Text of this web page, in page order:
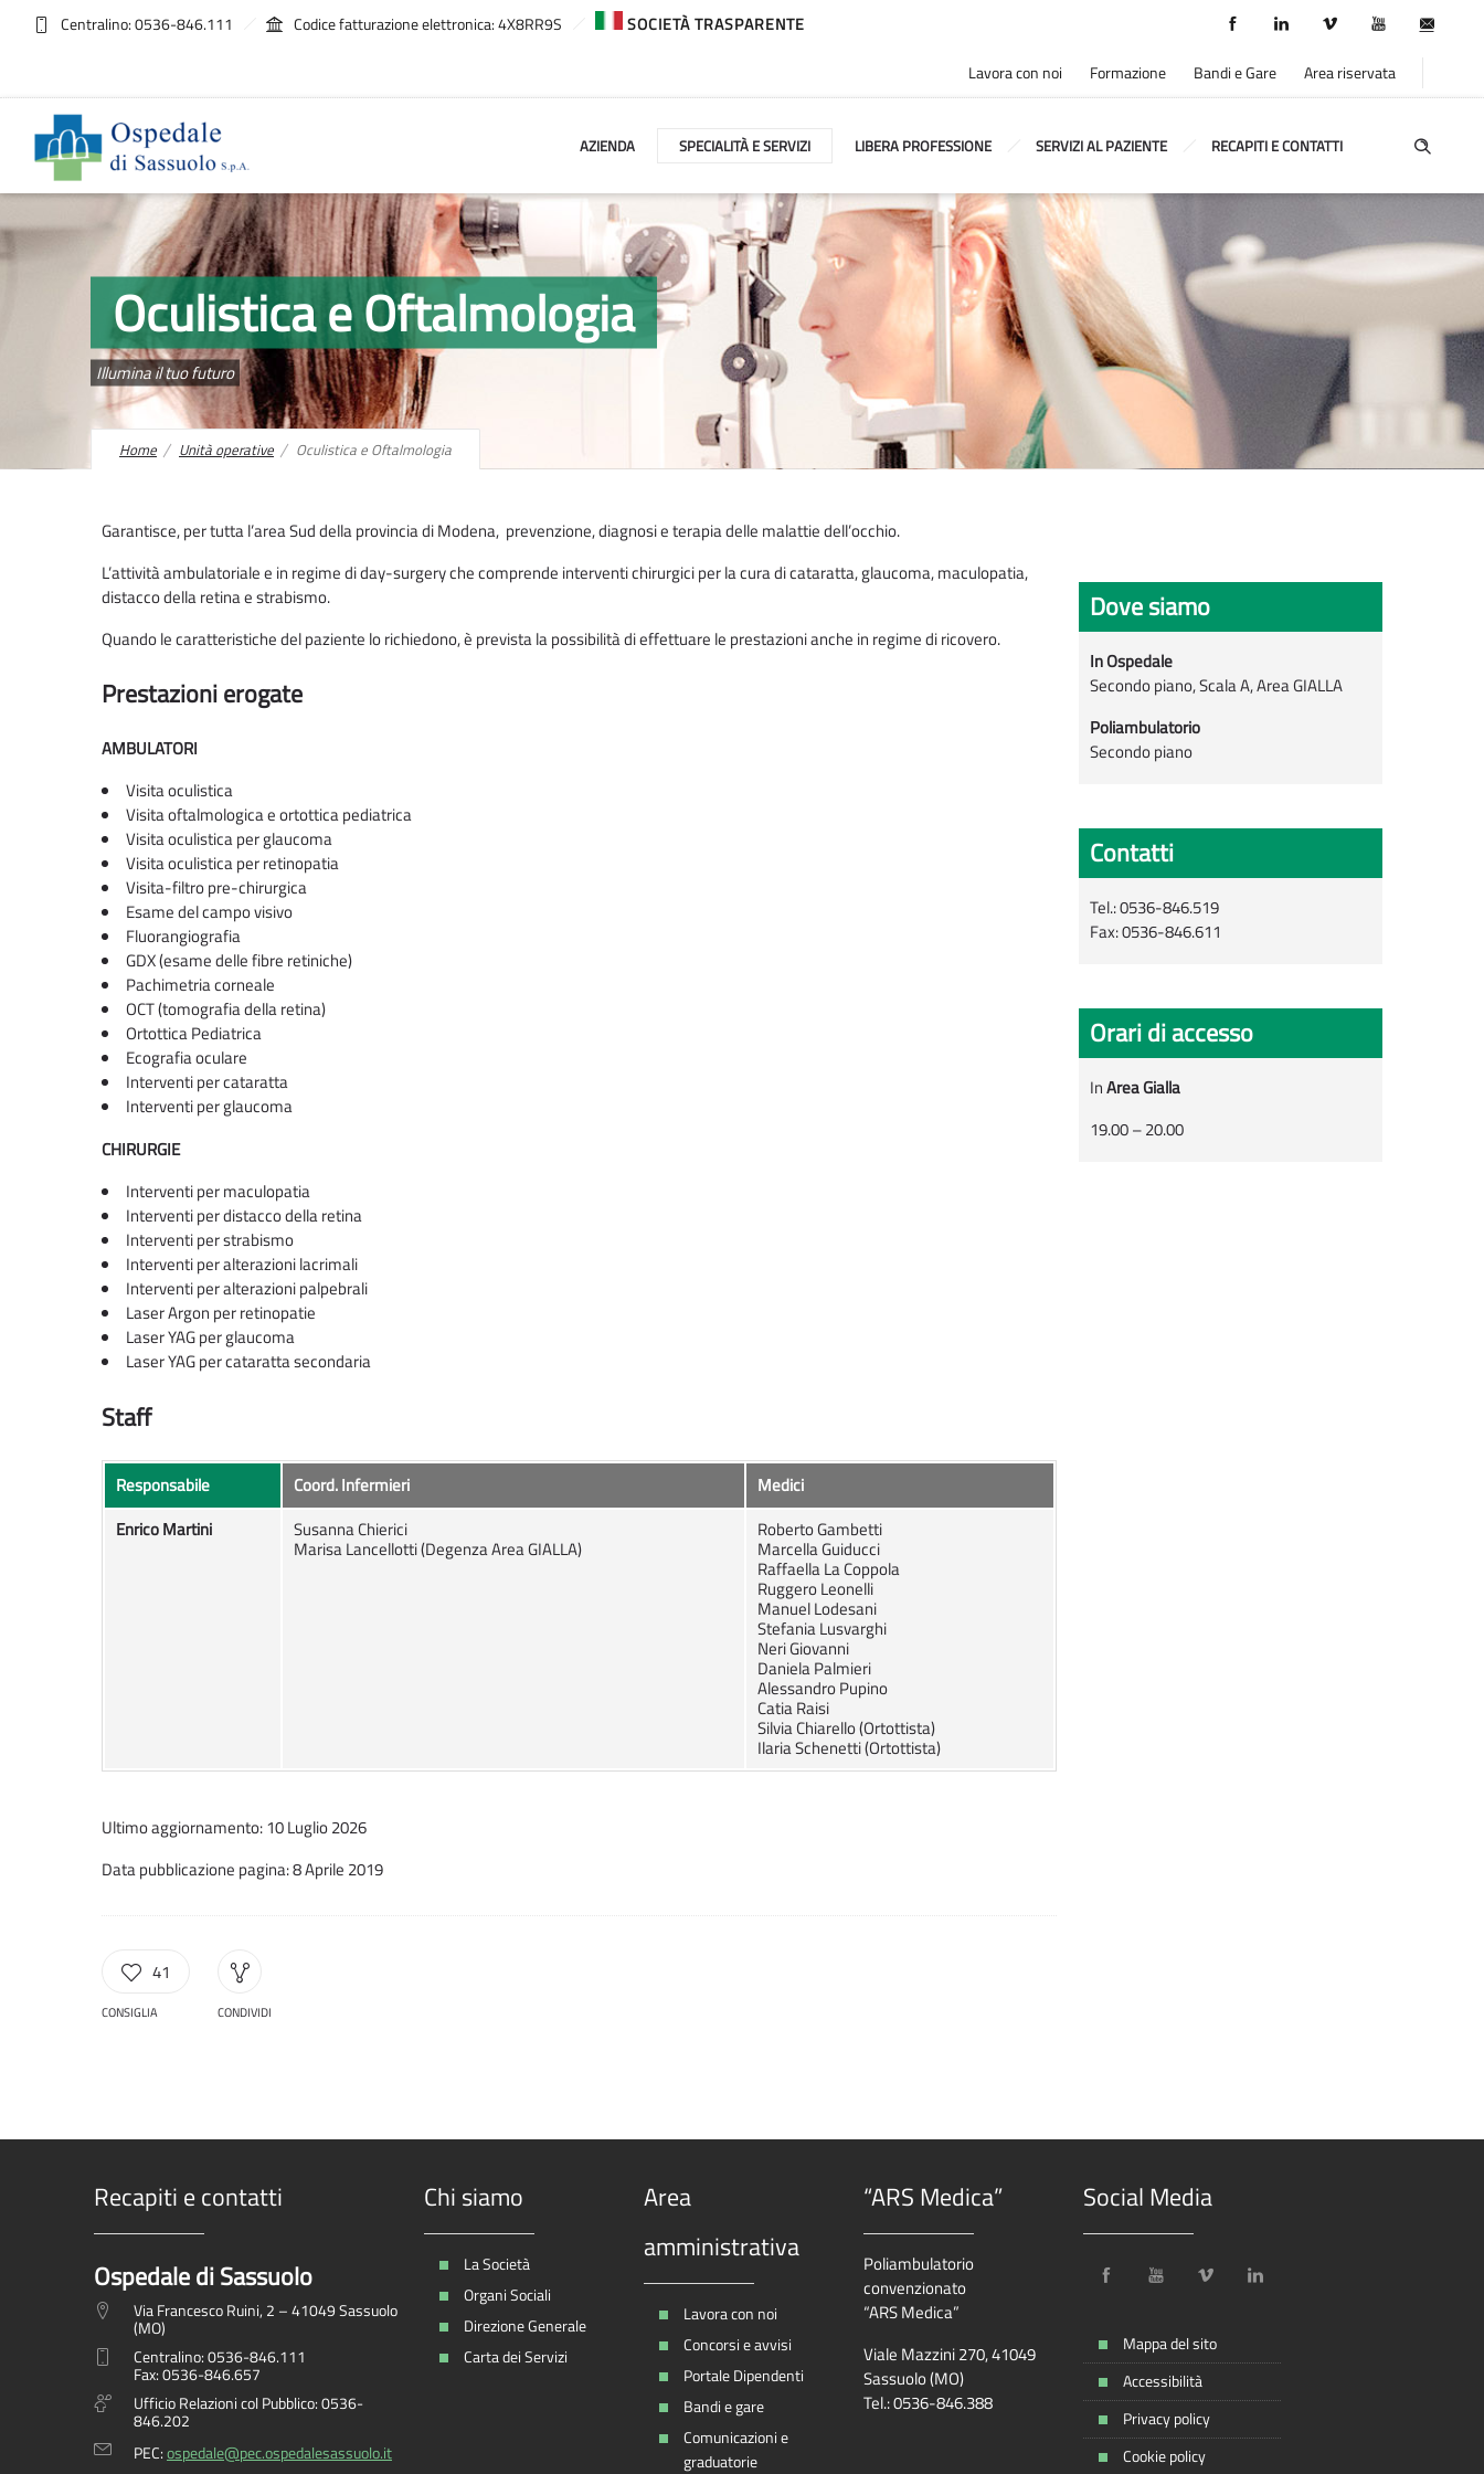
Centralino: 0536-846.111 Codice fatturazione elettronica: 4X8RR9S SOCIETÀ TRASPARENTE
Lavora con noi Formazione Bandi e Gare Area riservata
AZIENDA SPECIALITÀ E SERVIZI LIBERA PROFESSIONE SERVIZI AL PAZIENTE RECAPITI E CONTATTI
Oculistica e Oftalmologia
Illumina il tuo futuro
Home Unità operative Oculistica e Oftalmologia
Garantisce, per tutta l’area Sud della provincia di Modena, prevenzione, diagnosi e terapia delle malattie dell’occhio.
L’attività ambulatoriale e in regime di day-surgery che comprende interventi chirurgici per la cura di cataratta, glaucoma, maculopatia,
distacco della retina e strabismo.
Quando le caratteristiche del paziente lo richiedono, è prevista la possibilità di effettuare le prestazioni anche in regime di ricovero.
Prestazioni erogate
AMBULATORI
Visita oculistica
Visita oftalmologica e ortottica pediatrica
Visita oculistica per glaucoma
Visita oculistica per retinopatia
Visita-filtro pre-chirurgica
Esame del campo visivo
Fluorangiografia
GDX (esame delle fibre retiniche)
Pachimetria corneale
OCT (tomografia della retina)
Ortottica Pediatrica
Ecografia oculare
Interventi per cataratta
Interventi per glaucoma
CHIRURGIE
Interventi per maculopatia
Interventi per distacco della retina
Interventi per strabismo
Interventi per alterazioni lacrimali
Interventi per alterazioni palpebrali
Laser Argon per retinopatie
Laser YAG per glaucoma
Laser YAG per cataratta secondaria
Staff
Responsabile Coord. Infermieri
Medici
Enrico Martini
Susanna Chierici
Marisa Lancellotti (Degenza Area GIALLA)
Roberto Gambetti
Marcella Guiducci
Raffaella La Coppola
Ruggero Leonelli
Manuel Lodesani
Stefania Lusvarghi
Neri Giovanni
Daniela Palmieri
Alessandro Pupino
Catia Raisi
Silvia Chiarello (Ortottista)
Ilaria Schenetti (Ortottista)
Ultimo aggiornamento: 10 Luglio 2026
Data pubblicazione pagina: 8 Aprile 2019
41
CONSIGLIA CONDIVIDI
Dove siamo
In Ospedale
Secondo piano, Scala A, Area GIALLA
Poliambulatorio
Secondo piano
Contatti
Tel.: 0536-846.519
Fax: 0536-846.611
Orari di accesso
InArea Gialla
19.00 – 20.00
Recapiti e contatti
Ospedale di Sassuolo
Via Francesco Ruini, 2 – 41049 Sassuolo
(MO)
Centralino: 0536-846.111
Fax: 0536-846.657
Ufficio Relazioni col Pubblico: 0536-
846.202
PEC:ospedale@pec.ospedalesassuolo.it
Chi siamo
La Società
Organi Sociali
Direzione Generale
Carta dei Servizi
Area
amministrativa
Lavora con noi
Concorsi e avvisi
Portale Dipendenti
Bandi e gare
Comunicazioni e
graduatorie
“ARS Medica”
Poliambulatorio
convenzionato
“ARS Medica”
Viale Mazzini 270, 41049
Sassuolo (MO)
Tel.: 0536-846.388
Social Media
Mappa del sito
Accessibilità
Privacy policy
Cookie policy